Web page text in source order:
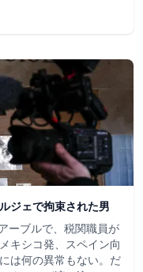
ジェで拘束された男
ーブルで、税関職員が
キシコ発、スペイン向
は何の異常もない。だ